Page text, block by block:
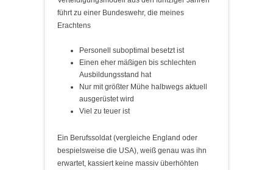
führt zu einer Bundeswehr, die meines
Erachtens
Personell suboptimal besetzt ist
Einen eher mäßigen bis schlechten
Ausbildungsstand hat
Nur mit größter Mühe halbwegs aktuell
ausgerüstet wird
Viel zu teuer ist
Ein Berufssoldat (vergleiche England oder
bespielsweise die USA), weiß genau was ihn
erwartet, kassiert keine massiv überhöhten